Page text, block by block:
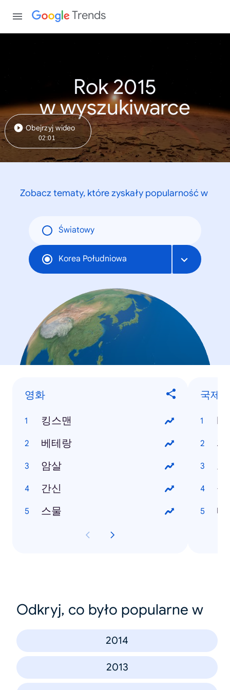
Trends
Rok 2015
w wyszukiwarce
Obejrzyj wideo
02:01
Zobacz tematy, które zyskały popularność w
Światowy
Korea Południowa
영화
킹스맨
베테랑
암살
간신
스물
국제
IS
파
그
중
네
Odkryj, co było popularne w
2014
2013